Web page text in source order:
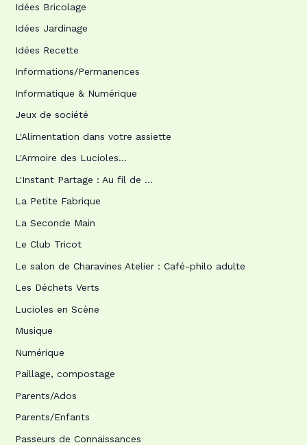
Idées Bricolage
Idées Jardinage
Idées Recette
Informations/Permanences
Informatique & Numérique
Jeux de société
L'Alimentation dans votre assiette
L'Armoire des Lucioles…
L'Instant Partage : Au fil de …
La Petite Fabrique
La Seconde Main
Le Club Tricot
Le salon de Charavines Atelier : Café-philo adulte
Les Déchets Verts
Lucioles en Scène
Musique
Numérique
Paillage, compostage
Parents/Ados
Parents/Enfants
Passeurs de Connaissances